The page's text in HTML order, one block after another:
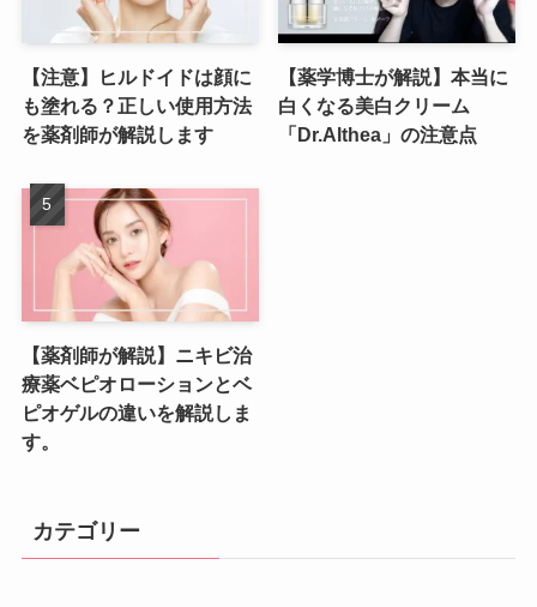
【注意】ヒルドイドは顔に
も塗れる？正しい使用方法
を薬剤師が解説します
【薬学博士が解説】本当に
白くなる美白クリーム
「Dr.Althea」の注意点
【薬剤師が解説】ニキビ治
療薬ベピオローションとベ
ピオゲルの違いを解説しま
す。
カテゴリー